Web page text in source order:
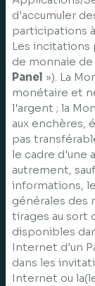
d'accumuler
participations
Les
de monnaie
Panel »). La
monétaire et
l'argent ; la
aux enchères,
pas
le cadre d'une
autrement,
informations,
générales des
tirages au sort
disponibles
Internet d'un
dans les
Internet ou